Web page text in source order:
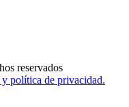
reservados
política de privacidad.